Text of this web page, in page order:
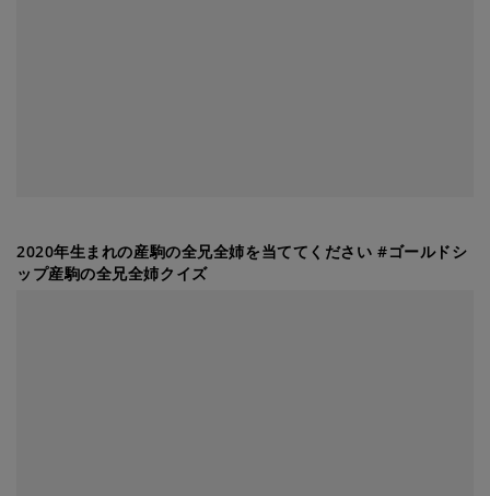
2020年生まれの産駒の全兄全姉を当ててください #ゴールドシ
ップ産駒の全兄全姉クイズ